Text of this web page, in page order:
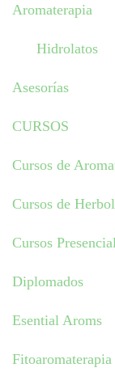
Aromaterapia
Hidrolatos
Asesorías
CURSOS
Cursos de
Cursos de
Cursos
Diplomados
Esential Aroms